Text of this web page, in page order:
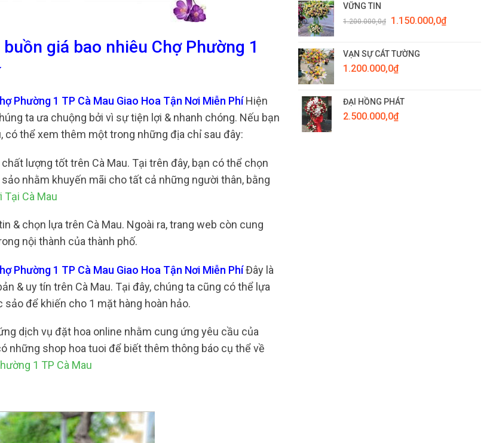
giá bao nhiêu Chợ Phường 1
Phường 1 TP Cà Mau Giao Hoa Tận Nơi Miễn PhíHiện
ta ưa chuộng bởi vì sự tiện lợi & nhanh chóng. Nếu bạn
thể xem thêm một trong những địa chỉ sau đây:
lượng tốt trên Cà Mau. Tại trên đây, bạn có thể chọn
nhằm khuyến mãi cho tất cả những người thân, bằng
Tại Cà Mau
& chọn lựa trên Cà Mau. Ngoài ra, trang web còn cung
nội thành của thành phố.
Phường 1 TP Cà Mau Giao Hoa Tận Nơi Miễn PhíĐây là
& uy tín trên Cà Mau. Tại đây, chúng ta cũng có thể lựa
để khiến cho 1 mặt hàng hoàn hảo.
dịch vụ đặt hoa online nhằm cung ứng yêu cầu của
những shop hoa tuoi để biết thêm thông báo cụ thể về
1 TP Cà Mau
VỮNG TIN
1.200.000,0₫
Giá
1.200.000,0₫.
1.150.000,0₫Giá
VẠN SỰ CÁT TƯỜNG
1.200.000,0₫
ĐẠI HỒNG PHÁT
2.500.000,0₫